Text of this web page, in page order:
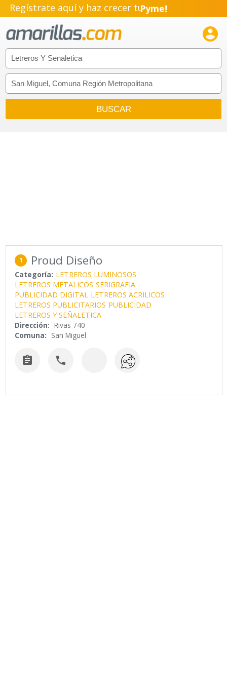
Regístrate aquí y haz crecer tuPyme!
Emprendimiento!

1 Proud Diseño
Categoría: LETREROS LUMINOSOS
LETREROS METALICOS SERIGRAFIA
PUBLICIDAD DIGITAL LETREROS ACRILICOS
LETREROS PUBLICITARIOS PUBLICIDAD
LETREROS Y SEÑALETICA
Dirección: Rivas 740
Comuna: San Miguel
 